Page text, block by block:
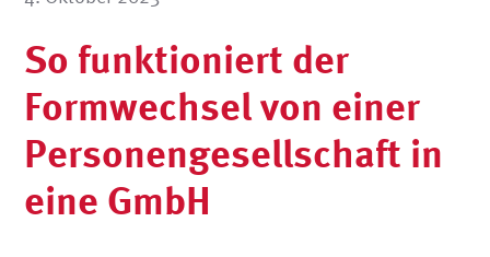
So funktioniert der
Formwechsel von einer
Personengesellschaft in
eine GmbH